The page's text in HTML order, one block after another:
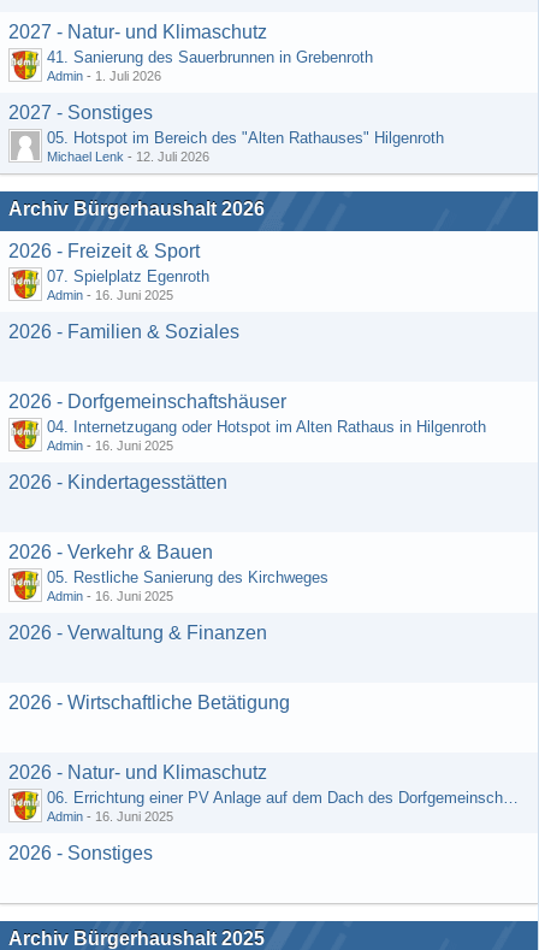
2027 - Natur- und Klimaschutz
41. Sanierung des Sauerbrunnen in Grebenroth
Admin - 1. Juli 2026
2027 - Sonstiges
05. Hotspot im Bereich des "Alten Rathauses" Hilgenroth
Michael Lenk - 12. Juli 2026
Archiv Bürgerhaushalt 2026
2026 - Freizeit & Sport
07. Spielplatz Egenroth
Admin - 16. Juni 2025
2026 - Familien & Soziales
2026 - Dorfgemeinschaftshäuser
04. Internetzugang oder Hotspot im Alten Rathaus in Hilgenroth
Admin - 16. Juni 2025
2026 - Kindertagesstätten
2026 - Verkehr & Bauen
05. Restliche Sanierung des Kirchweges
Admin - 16. Juni 2025
2026 - Verwaltung & Finanzen
2026 - Wirtschaftliche Betätigung
2026 - Natur- und Klimaschutz
06. Errichtung einer PV Anlage auf dem Dach des Dorfgemeinschaftshauses
Admin - 16. Juni 2025
2026 - Sonstiges
Archiv Bürgerhaushalt 2025